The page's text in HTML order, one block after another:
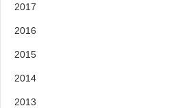
2017
2016
2015
2014
2013